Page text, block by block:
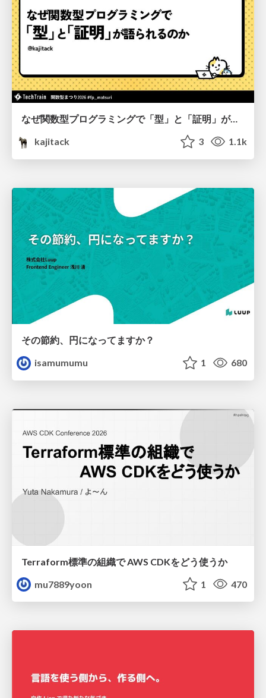
なぜ関数型プログラミングで「型」と「証明」が語られるのか #fp_matsuri
kajitack
3 1.1k
その節約、円になってますか？
isamumumu
1 680
Terraform標準の組織で AWS CDKをどう使うか
mu7889yoon
1 470